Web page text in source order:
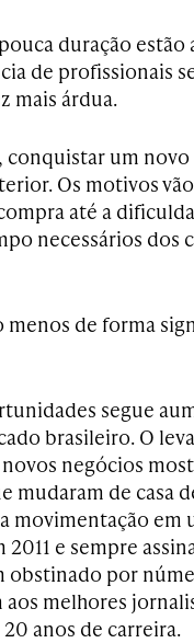
duração estão
de profissionais
mais árdua.
conquistar um
Os motivos
até a
necessários dos
menos de forma
segue
brasileiro. O
negócios
mudaram de casa
movimentação em
e sempre
obstinado por
melhores
anos de carreira.